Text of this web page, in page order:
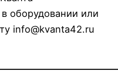
оборудовании или
info@kvanta42.ru